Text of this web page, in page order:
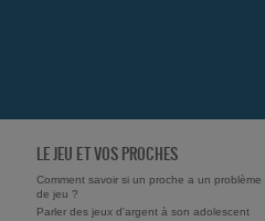
LE JEU ET VOS PROCHES
Comment savoir si un proche a un problème
de jeu ?
Parler des jeux d'argent à son adolescent